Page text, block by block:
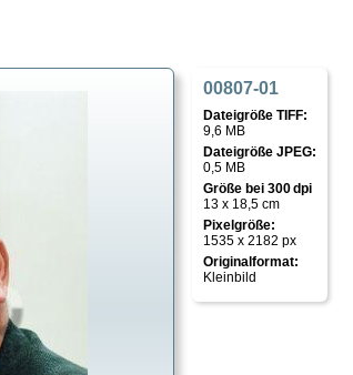
00807-01
Dateigröße TIFF:
9,6 MB
Dateigröße JPEG:
0,5 MB
Größe bei 300 dpi
13 x 18,5 cm
Pixelgröße:
1535 x 2182 px
Originalformat:
Kleinbild